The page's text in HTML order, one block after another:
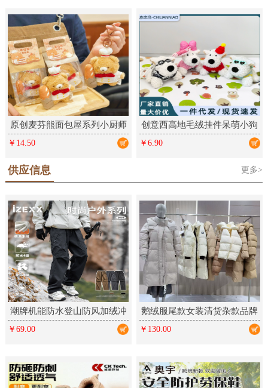
原创麦芬熊面包屋系列小厨师
毛绒钥匙扣卡通挂件可爱礼品
￥14.50
创意西高地毛绒挂件呆萌小狗
学生包包挂饰情侣钥匙扣毛绒
￥6.90
供应信息 更多>
潮牌机能防水登山防风加绒冲
锋裤户外三防运动工装长裤男
￥69.00
鹅绒服尾款女装清货杂款品牌
折扣厂家女装走份实体直播拿
￥130.00